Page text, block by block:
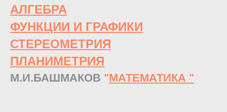
АЛГЕБРА
ФУНКЦИИ И ГРАФИКИ
СТЕРЕОМЕТРИЯ
ПЛАНИМЕТРИЯ
М.И.БАШМАКОВ "МАТЕМАТИКА "